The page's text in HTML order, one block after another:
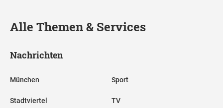
Alle Themen & Services
Nachrichten
München
Stadtviertel
Sport
TV